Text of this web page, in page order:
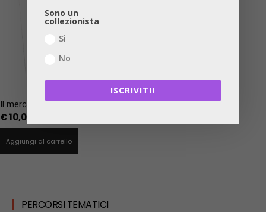
Il mercato dei significati
€10,00
Aggiungi al carrello
PERCORSI TEMATICI
Sono un
collezionista
Si
No
ISCRIVITI!